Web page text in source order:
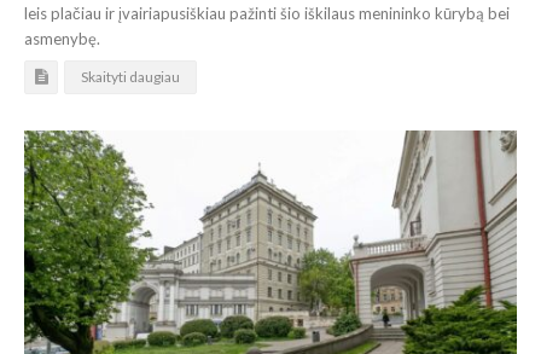
leis plačiau ir įvairiapusiškiau pažinti šio iškilaus menininko kūrybą bei
asmenybę.
Skaityti daugiau